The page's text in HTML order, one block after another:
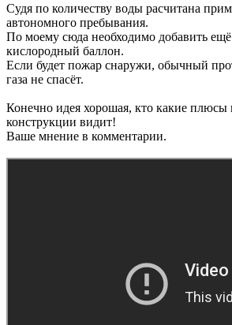
Судя по количеству воды расчитана
автономного пребывания.
По моему сюда необходимо добавить
кислородный баллон.
Если будет пожар снаружи, обычный
газа не спасёт.
Конечно идея хорошая, кто какие
конструкции видит!
Ваше мнение в комментарии.